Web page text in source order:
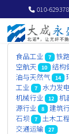
010-
食品工业 7 铁
空航天
10 结构
油与天然气
14
工业
7 水力发
机械行业 12 机
源行业
8 建筑
石坝
7 土木工
交通运输 27